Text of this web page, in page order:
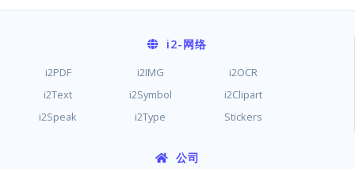
i2-网络
i2PDF i2IMG
i2OCR
i2Text
i2Symbol
i2Clipart
i2Speak
i2Type Stickers
公司